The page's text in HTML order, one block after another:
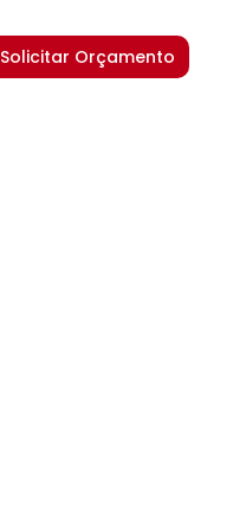
Solicitar Orçamento